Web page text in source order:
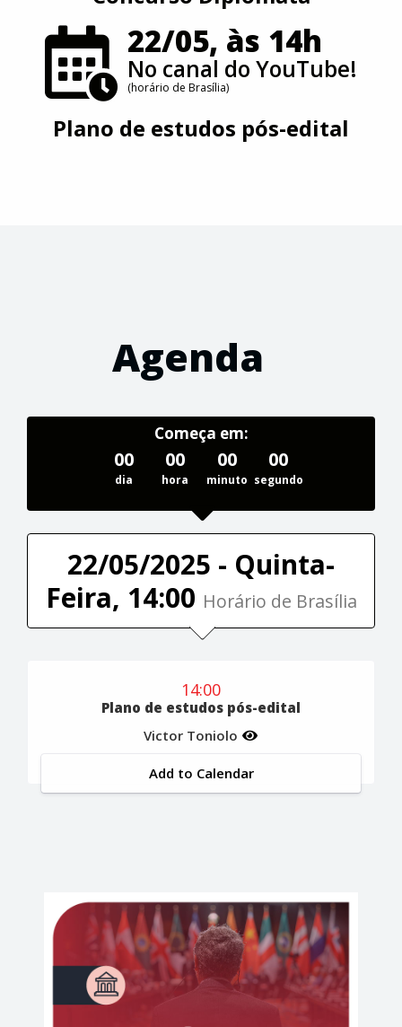
22/05, às 14h
No canal do YouTube!
(horário de Brasília)
Plano de estudos pós-edital
Agenda
Começa em:
00
dia
00
hora
00
minuto
00
segundo
22/05/2025 - Quinta-
Feira, 14:00 Horário de Brasília
14:00
Plano de estudos pós-edital
Victor Toniolo
Add to Calendar